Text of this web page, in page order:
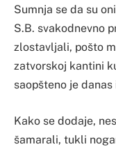
Sumnja se da su
S.B. svakodnevno
zlostavljali, pošto
zatvorskoj kantini
saopšteno je
Kako se dodaje,
šamarali, tukli